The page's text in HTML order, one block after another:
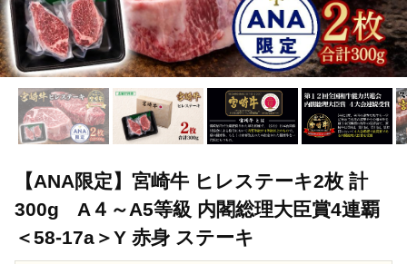
【ANA限定】宮崎牛 ヒレステーキ2枚 計
300g A４～A5等級 内閣総理大臣賞4連覇
＜58-17a＞Y 赤身 ステーキ